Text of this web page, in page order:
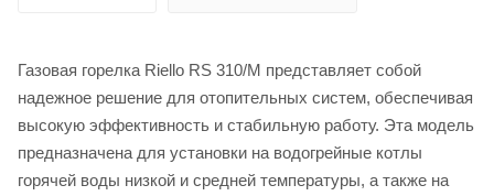
Газовая горелка Riello RS 310/M представляет собой
надежное решение для отопительных систем, обеспечивая
высокую эффективность и стабильную работу. Эта модель
предназначена для установки на водогрейные котлы
горячей воды низкой и средней температуры, а также на